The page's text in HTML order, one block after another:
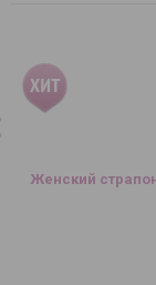
Женский